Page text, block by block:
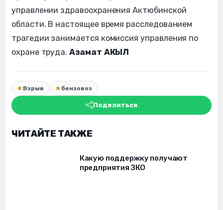
управлении здравоохранения Актюбинской
области. В настоящее время расследованием
трагедии занимается комиссия управления по
охране труда.Азамат АКЫЛ
Взрыв бензовоз
Поделиться
ЧИТАЙТЕ ТАКЖЕ
Какую поддержку получают
предприятия ЗКО